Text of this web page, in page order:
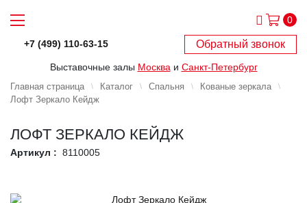
0
+7 (499) 110-63-15 Обратный звонок
Выставочные залы Москва и Санкт-Петербург
Главная страница Каталог Спальня
Кованые зеркала
Лофт Зеркало Кейдж
ЛОФТ ЗЕРКАЛО КЕЙДЖ
Артикул : 8110005